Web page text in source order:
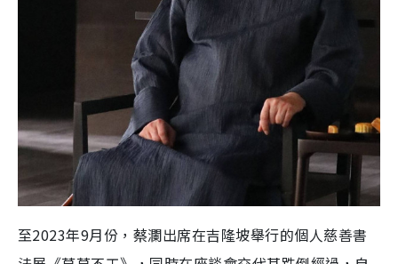
至2023年9月份，蔡瀾出席在吉隆坡舉行的個人慈善書